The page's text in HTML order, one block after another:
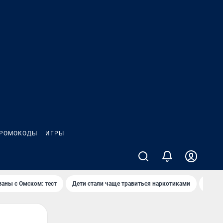
ИГРЫ
с Омском: тест Дети стали чаще травиться наркотиками